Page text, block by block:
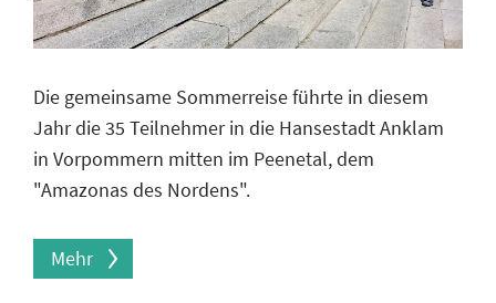
Die gemeinsame Sommerreise führte in diesem
Jahr die 35 Teilnehmer in die Hansestadt Anklam
in Vorpommern mitten im Peenetal, dem
"Amazonas des Nordens".
Mehr